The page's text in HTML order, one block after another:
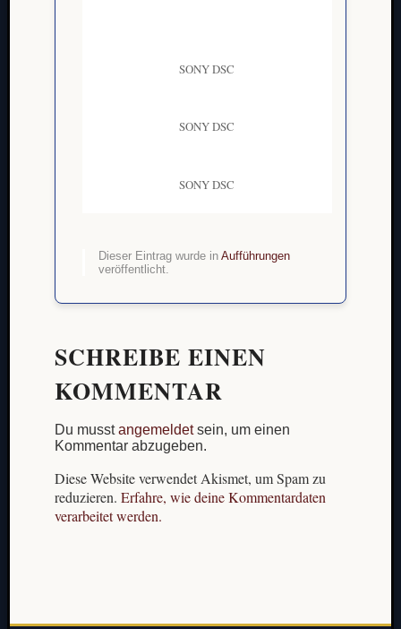
SONY DSC
SONY DSC
SONY DSC
Dieser Eintrag wurde in Aufführungen
veröffentlicht.
SCHREIBE EINEN
KOMMENTAR
Du musstangemeldetsein, um einen
Kommentar abzugeben.
Diese Website verwendet Akismet, um Spam zu
reduzieren. Erfahre, wie deine Kommentardaten
verarbeitet werden.